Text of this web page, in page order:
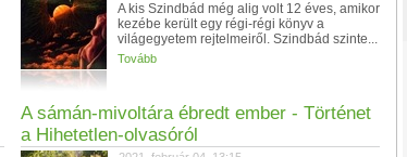
A kis Szindbád még alig volt 12 éves, amikor
kezébe került egy régi-régi könyv a
világegyetem rejtelmeiről. Szindbád szinte...
Tovább
A sámán-mivoltára ébredt ember - Történet
a Hihetetlen-olvasóról